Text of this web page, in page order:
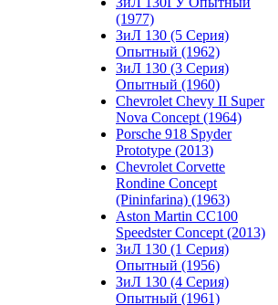
(1977)
ЗиЛ 130 (5 Серия)
Опытный (1962)
ЗиЛ 130 (3 Серия)
Опытный (1960)
Chevrolet Chevy II Super
Nova Concept (1964)
Porsche 918 Spyder
Prototype (2013)
Chevrolet Corvette
Rondine Concept
(Pininfarina) (1963)
Aston Martin CC100
Speedster Concept (2013)
ЗиЛ 130 (1 Серия)
Опытный (1956)
ЗиЛ 130 (4 Серия)
Опытный (1961)